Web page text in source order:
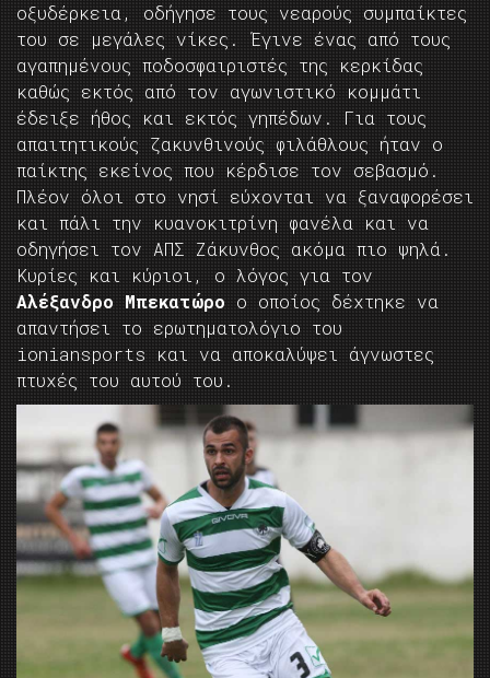
οξυδέρκεια, οδήγησε τους νεαρούς συμπαίκτες
του σε μεγάλες νίκες. Έγινε ένας από τους
αγαπημένους ποδοσφαιριστές της κερκίδας
καθώς εκτός από τον αγωνιστικό κομμάτι
έδειξε ήθος και εκτός γηπέδων. Για τους
απαιτητικούς ζακυνθινούς φιλάθλους ήταν ο
παίκτης εκείνος που κέρδισε τον σεβασμό.
Πλέον όλοι στο νησί εύχονται να ξαναφορέσει
και πάλι την κυανοκιτρίνη φανέλα και να
οδηγήσει τον ΑΠΣ Ζάκυνθος ακόμα πιο ψηλά.
Κυρίες και κύριοι, ο λόγος για τον
Αλέξανδρο Μπεκατώρο ο οποίος δέχτηκε να
απαντήσει το ερωτηματολόγιο του
ioniansports και να αποκαλύψει άγνωστες
πτυχές του αυτού του.